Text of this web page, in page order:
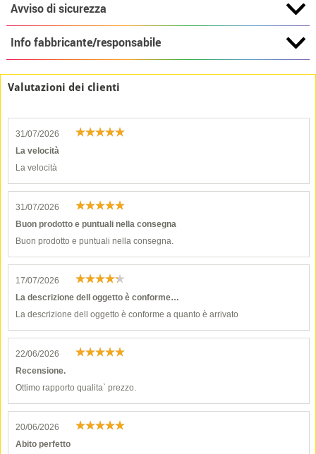
Avviso di sicurezza
Info fabbricante/responsabile
Valutazioni dei clienti
31/07/2026
La velocità
La velocità
31/07/2026
Buon prodotto e puntuali nella consegna
Buon prodotto e puntuali nella consegna.
17/07/2026
La descrizione dell oggetto è conforme…
La descrizione dell oggetto è conforme a quanto è arrivato
22/06/2026
Recensione.
Ottimo rapporto qualita` prezzo.
20/06/2026
Abito perfetto